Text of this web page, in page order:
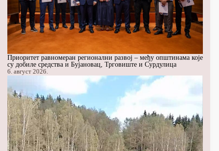
Приоритет равномеран регионални развој – међу општинама које
су добиле средства и Бујановац, Трговиште и Сурдулица
6. август 2026.